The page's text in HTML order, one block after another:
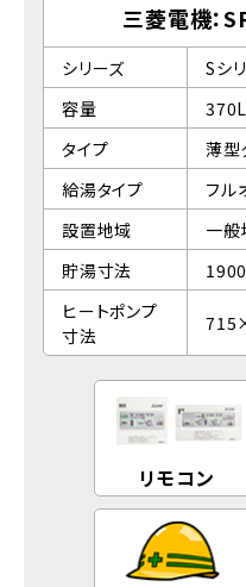
三菱電機：
シリーズ
Sシ
容量
370L
タイプ
薄型
給湯タイプ
フル
設置地域
一般
貯湯寸法
ヒートポンプ
寸法
リモコン